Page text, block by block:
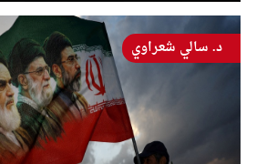
د. سالي شعراوي